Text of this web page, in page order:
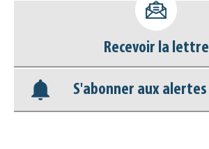
Nos veilles Scoop.it
Appels à projets
Recevoir la lettre
S'abonner aux alertes